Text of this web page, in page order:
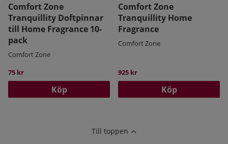
Comfort Zone
Tranquillity Doftpinnar
till Home Fragrance 10-
pack
Comfort Zone
75 kr
Köp
Comfort Zone
Tranquillity Home
Fragrance
Comfort Zone
925 kr
Köp
Till toppen